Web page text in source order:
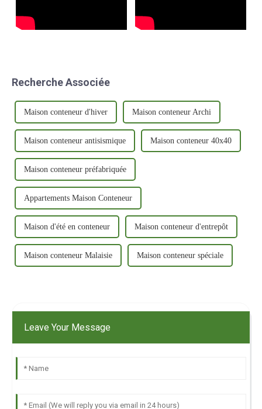
Recherche Associée
Maison conteneur d'hiver Maison conteneur Archi
Maison conteneur antisismique Maison conteneur 40x40
Maison conteneur préfabriquée
Appartements Maison Conteneur
Maison d'été en conteneur Maison conteneur d'entrepôt
Maison conteneur Malaisie Maison conteneur spéciale
Leave Your Message